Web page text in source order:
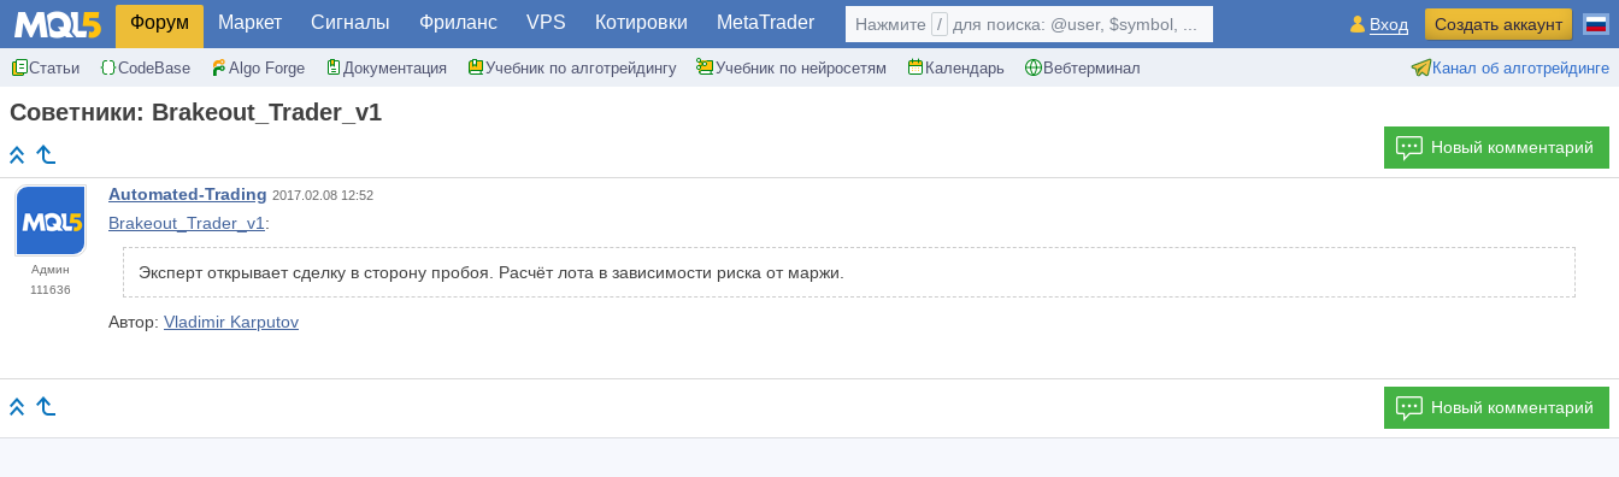
Форум Маркет Сигналы Фриланс VPS Котировки MetaTrader
Статьи CodeBase Algo Forge Документация Учебник по алготрейдингу Учебник по нейросетям Календарь Вебтерминал Канал об алготрейдинге
Нажмите / для поиска: @user, $symbol, ... Вход Создать аккаунт
Советники: Brakeout_Trader_v1
Новый комментарий
Админ
111636
Automated-Trading 2017.02.08 12:52
Brakeout_Trader_v1:
Эксперт открывает сделку в сторону пробоя. Расчёт лота в зависимости риска от маржи.
Автор: Vladimir Karputov
Новый комментарий